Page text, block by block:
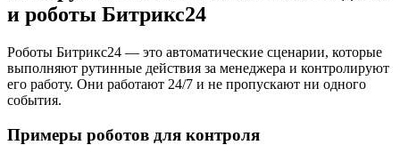
и роботы Битрикс24
Роботы Битрикс24 — это автоматические сценарии, которые
выполняют рутинные действия за менеджера и контролируют
его работу. Они работают 24/7 и не пропускают ни одного
события.
Примеры роботов для контроля